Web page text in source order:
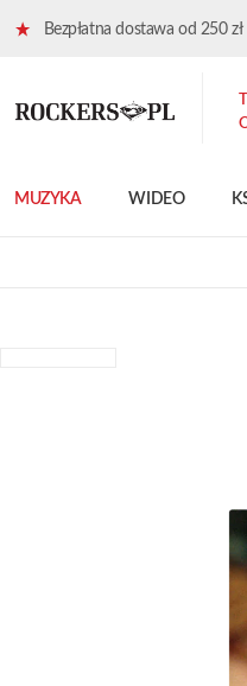
Bezpłatna dostawa od 250 zł
MUZYKA WIDEO